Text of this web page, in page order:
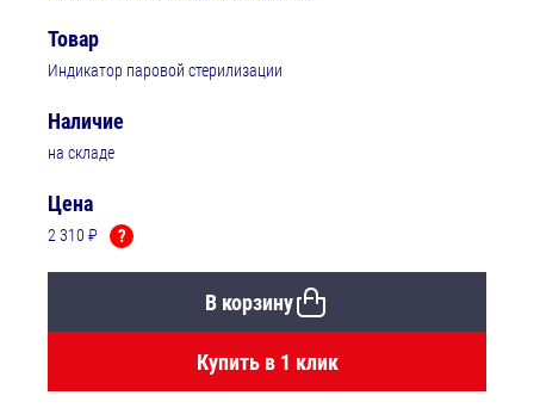
Товар
Индикатор паровой стерилизации
Наличие
на складе
Цена
2 310 ₽ ?
В корзину
Купить в 1 клик